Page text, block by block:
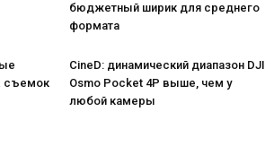
бюджетный ширик для среднего
формата
съемок
CineD: динамический диапазон DJI
Osmo Pocket 4P выше, чем у
любой камеры